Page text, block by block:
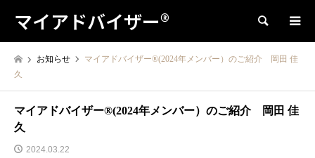
マイアドバイザー® 検索
お知らせ
マイアドバイザー®(2024年メンバー）のご紹介 岡田 佳
久
マイアドバイザー®(2024年メンバー）のご紹介 岡田 佳
久
2024.03.22